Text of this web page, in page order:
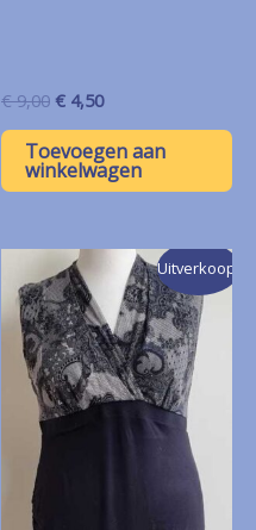
€9,00 Oorspronkelijke
was:
€ 9,00.
€ 4,50Huidige
is:
€ 4,50.
Toevoegen aan
winkelwagen
Uitverkoop!